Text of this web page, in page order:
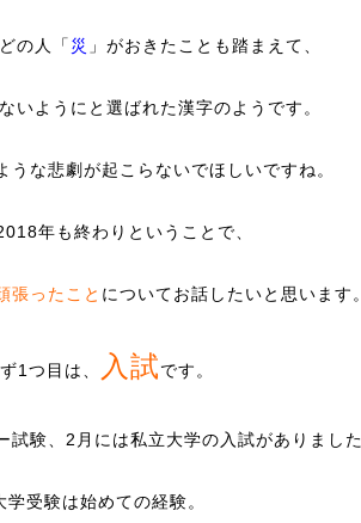
の人「 災 」がおきたことも踏まえて、
いようにと選ばれた漢字のようです。
うな悲劇が起こらないでほしいですね。
年も終わりということで、
張ったこと についてお話したいと思います。
1つ目は、 入試です。
験、2月には私立大学の入試がありました
学受験は始めての経験。